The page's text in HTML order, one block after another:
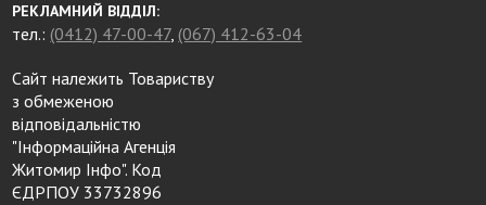
РЕКЛАМНИЙ ВІДДІЛ:
тел.: (0412) 47-00-47, (067) 412-63-04
Сайт належить Товариству
з обмеженою
відповідальністю
"Інформаційна Агенція
Житомир Інфо". Код
ЄДРПОУ 33732896